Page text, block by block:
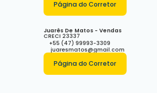
Página do Corretor
Juarês De Matos - Vendas
CRECI 23337
+55 (47) 99993-3309
juaresmatos@gmail.com
Página do Corretor